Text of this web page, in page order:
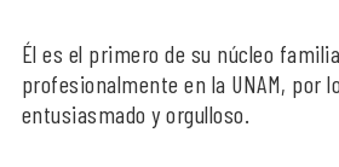
Él es el primero de su núcleo
profesionalmente en la UNAM, por
entusiasmado y orgulloso.